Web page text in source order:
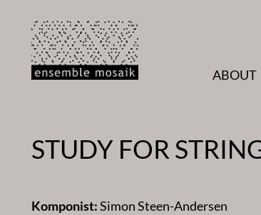
Inhalt
springen
ABOUT
STUDY FOR
Komponist:Simon Steen-Andersen